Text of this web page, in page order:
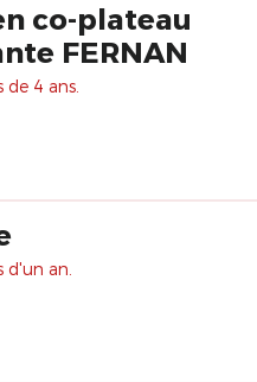
co-plateau
FERNAN
4 ans.
d'un an.